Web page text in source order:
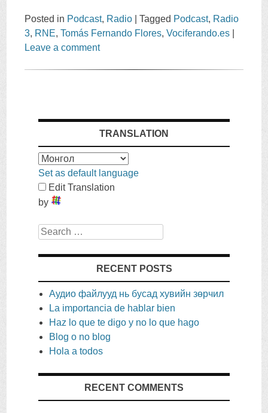
Posted in Podcast, Radio |Tagged Podcast, Radio
3, RNE,Tomás Fernando Flores,Vociferando.es
Leave a comment
TRANSLATION
Set as default language
Edit Translation
by
Search
RECENT POSTS
Аудио файлууд нь бусад хувийн зөрчил
La importancia de hablar bien
Haz lo que te digo y no lo que hago
Blog o no blog
Hola a todos
RECENT COMMENTS